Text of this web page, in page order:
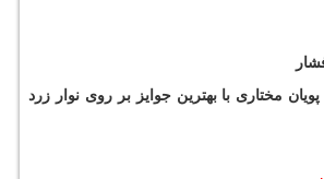
مختاری با بهترین جوایز بر روی نوار زرد